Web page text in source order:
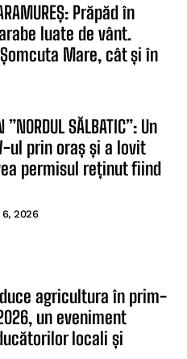
Prăpăd în
luate de vânt.
Mare, cât și în
SĂLBATIC”: Un
ul prin oraș și a lovit
permisul reținut fiind
2026
agricultura în prim-
2026, un eveniment
locali și